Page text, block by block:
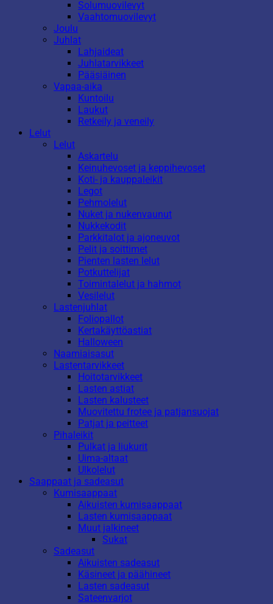
Solumuovilevyt
Vaahtomuovilevyt
Joulu
Juhlat
Lahjaideat
Juhlatarvikkeet
Pääsiäinen
Vapaa-aika
Kuntoilu
Laukut
Retkeily ja veneily
Lelut
Lelut
Askartelu
Keinuhevoset ja keppihevoset
Koti- ja kauppaleikit
Legot
Pehmolelut
Nuket ja nukenvaunut
Nukkekodit
Parkkitalot ja ajoneuvot
Pelit ja soittimet
Pienten lasten lelut
Potkuttelijat
Toimintalelut ja hahmot
Vesilelut
Lastenjuhlat
Foliopallot
Kertakäyttöastiat
Halloween
Naamiaisasut
Lastentarvikkeet
Hoitotarvikkeet
Lasten astiat
Lasten kalusteet
Muovitettu frotee ja patjansuojat
Patjat ja peitteet
Pihaleikit
Pulkat ja liukurit
Uima-altaat
Ulkolelut
Saappaat ja sadeasut
Kumisaappaat
Aikuisten kumisaappaat
Lasten kumisaappaat
Muut jalkineet
Sukat
Sadeasut
Aikuisten sadeasut
Käsineet ja päähineet
Lasten sadeasut
Sateenvarjot